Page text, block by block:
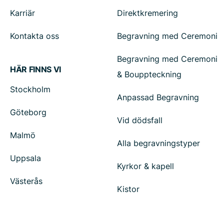
Karriär
Kontakta oss
HÄR FINNS VI
Stockholm
Göteborg
Malmö
Uppsala
Västerås
Direktkremering
Begravning med Ceremoni
Begravning med Ceremoni
& Bouppteckning
Anpassad Begravning
Vid dödsfall
Alla begravningstyper
Kyrkor & kapell
Kistor